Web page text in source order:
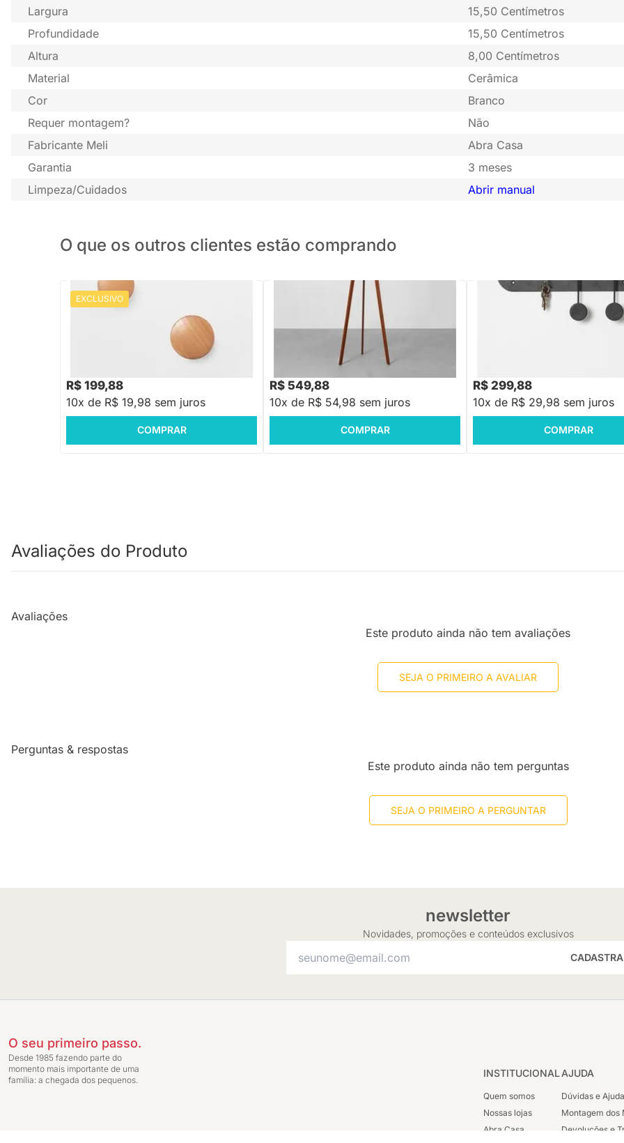
Largura
15,50 Centímetros
Profundidade
15,50 Centímetros
Altura
8,00 Centímetros
Material
Cerâmica
Cor
Branco
Requer montagem?
Não
Fabricante Meli
Abra Casa
Garantia
3 meses
Limpeza/Cuidados
Abrir manual
O que os outros clientes estão comprando
EXCLUSIVO PRONTA ENTREGA
Conjunto com 3 Cabideiros Ponto -
R$ 199,88
10x de R$ 19,98 sem juros
COMPRAR
PRONTA ENTREGA
Cabideiro De Chão Oni - Preto
R$ 549,88
10x de R$ 54,98 sem juros
COMPRAR
PRONTA ENTREGA
Porta Chaves Ping Preto -
R$ 299,88
10x de R$ 29,98 sem juros
COMPRAR
Avaliações do Produto
Avaliações
Este produto ainda não tem avaliações
SEJA O PRIMEIRO A AVALIAR
Perguntas & respostas
Este produto ainda não tem perguntas
SEJA O PRIMEIRO A PERGUNTAR
newsletter
Novidades, promoções e conteúdos exclusivos
O seu primeiro passo.
Desde 1985 fazendo parte do
momento mais importante de uma
família: a chegada dos pequenos.
INSTITUCIONAL
Quem somos
Nossas lojas
Abra Casa
AJUDA
Dúvidas e
Montagem dos
Devoluções e